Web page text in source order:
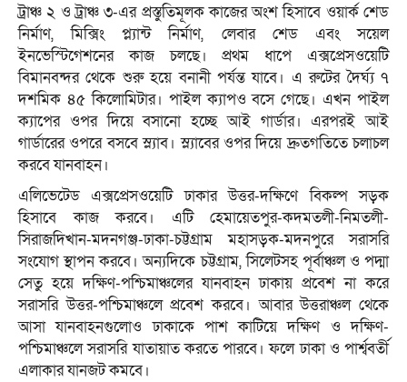
ট্রাঞ্চ ২ ও ট্রাঞ্চ ৩-এর প্রস্তুতিমূলক কাজের অংশ হিসাবে ওয়ার্ক শেড
নির্মাণ, মিক্সিং প্ল্যান্ট নির্মাণ, লেবার শেড এবং সয়েল
ইনভেস্টিগেশনের কাজ চলছে। প্রথম ধাপে এক্সপ্রেসওয়েটি
বিমানবন্দর থেকে শুরু হয়ে বনানী পর্যন্ত যাবে। এ রুটের দৈর্ঘ্য ৭
দশমিক ৪৫ কিলোমিটার। পাইল ক্যাপও বসে গেছে। এখন পাইল
ক্যাপের ওপর দিয়ে বসানো হচ্ছে আই গার্ডার। এরপরই আই
গার্ডারের ওপরে বসবে স্ল্যাব। স্ল্যাবের ওপর দিয়ে দ্রুতগতিতে চলাচল
করবে যানবাহন।
এলিভেটেড এক্সপ্রেসওয়েটি ঢাকার উত্তর-দক্ষিণে বিকল্প সড়ক
হিসাবে কাজ করবে। এটি হেমায়েতপুর-কদমতলী-নিমতলী-
সিরাজদিখান-মদনগঞ্জ-ঢাকা-চট্টগ্রাম মহাসড়ক-মদনপুরে সরাসরি
সংযোগ স্থাপন করবে। অন্যদিকে চট্টগ্রাম, সিলেটসহ পূর্বাঞ্চল ও পদ্মা
সেতু হয়ে দক্ষিণ-পশ্চিমাঞ্চলের যানবাহন ঢাকায় প্রবেশ না করে
সরাসরি উত্তর-পশ্চিমাঞ্চলে প্রবেশ করবে। আবার উত্তরাঞ্চল থেকে
আসা যানবাহনগুলোও ঢাকাকে পাশ কাটিয়ে দক্ষিণ ও দক্ষিণ-
পশ্চিমাঞ্চলে সরাসরি যাতায়াত করতে পারবে। ফলে ঢাকা ও পার্শ্ববর্তী
এলাকার যানজট কমবে।